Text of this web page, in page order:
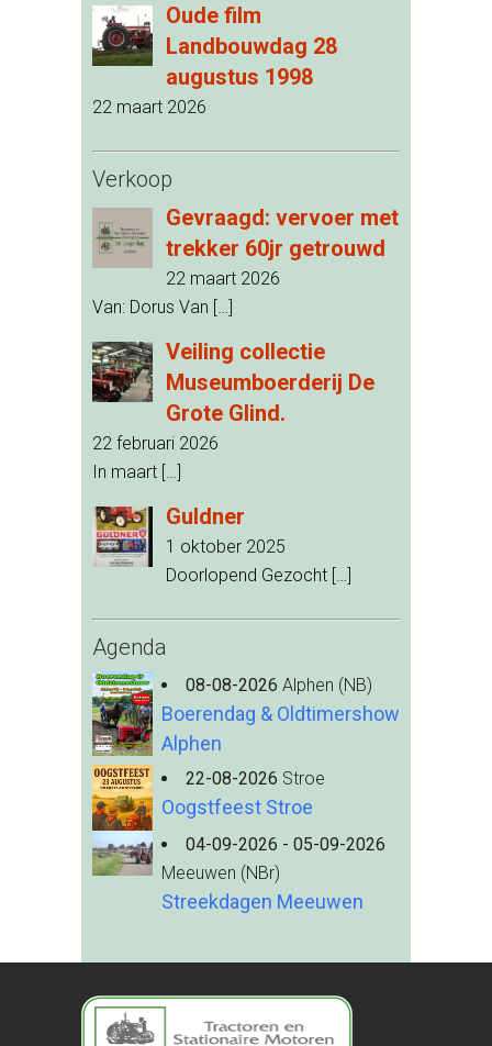
Oude film
Landbouwdag 28
augustus 1998
22 maart 2026
Verkoop
Gevraagd: vervoer met
trekker 60jr getrouwd
22 maart 2026
Van: Dorus Van […]
Veiling collectie
Museumboerderij De
Grote Glind.
22 februari 2026
In maart […]
Guldner
1 oktober 2025
Doorlopend Gezocht […]
Agenda
08-08-2026 Alphen (NB)
Boerendag & Oldtimershow
Alphen
22-08-2026 Stroe
Oogstfeest Stroe
04-09-2026 - 05-09-2026
Meeuwen (NBr)
Streekdagen Meeuwen